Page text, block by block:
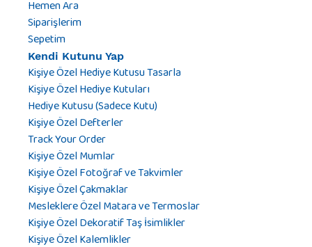
Hemen Ara
Siparişlerim
Sepetim
Kendi Kutunu Yap
Kişiye Özel Hediye Kutusu Tasarla
Kişiye Özel Hediye Kutuları
Hediye Kutusu (Sadece Kutu)
Kişiye Özel Defterler
Track Your Order
Kişiye Özel Mumlar
Kişiye Özel Fotoğraf ve Takvimler
Kişiye Özel Çakmaklar
Mesleklere Özel Matara ve Termoslar
Kişiye Özel Dekoratif Taş İsimlikler
Kişiye Özel Kalemlikler